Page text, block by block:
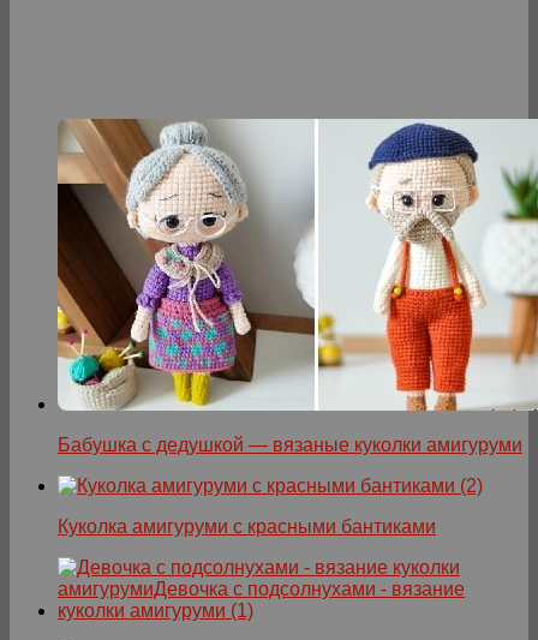
Бабушка с дедушкой — вязаные куколки амигуруми
Куколка амигуруми с красными бантиками